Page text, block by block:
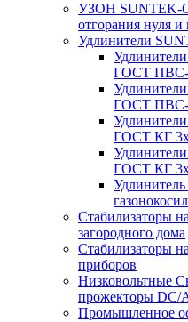
УЗОН SUNTEK-C
отгорания нуля
Удлинители
ГОСТ ПВС-
ГОСТ ПВС-
ГОСТ КГ
ГОСТ КГ
Стабилизаторы
загородного дома
Стабилизаторы
приборов
Низковольтные
прожекторы DC/
Промышленное